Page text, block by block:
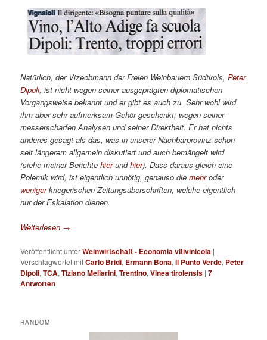
Natürlich, der Vizeobmann der Freien Weinbauern Südtirols,Peter
Dipoli, ist nicht wegen seiner ausgeprägten diplomatischen
Vorgangsweise bekannt und er gibt es auch zu. Sehr wohl wird
ihm aber sehr aufmerksam Gehör geschenkt; wegen seiner
messerscharfen Analysen und seiner Direktheit. Er hat nichts
anderes gesagt als das, was in unserer Nachbarprovinz schon
seit längerem allgemein diskutiert und auch bemängelt wird
(siehe meiner Berichtehierundhier). Dass daraus gleich eine
Polemik wird, ist eigentlich unnötig, genauso diemehroder
wenigerkriegerischen Zeitungsüberschriften, welche eigentlich
nur der Eskalation dienen.
Weiterlesen →
Veröffentlicht unterWeinwirtschaft - Economia vitivinicola |
Verschlagwortet mitCarlo Bridi, Ermann Bona,Il Punto Verde, Peter
Dipoli,TCA,Tiziano Mellarini,Trentino,Vinea tirolensis |7
Antworten
RANDOM